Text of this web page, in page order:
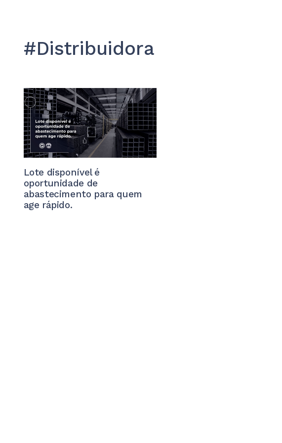
#Distribuidora
Lote disponível é
oportunidade de
abastecimento para quem
age rápido.